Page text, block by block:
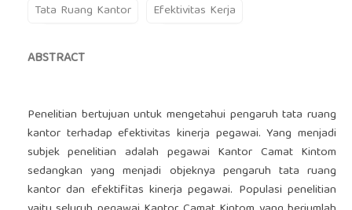
Tata Ruang Kantor Efektivitas Kerja
ABSTRACT
Penelitian bertujuan untuk mengetahui pengaruh tata ruang
kantor terhadap efektivitas kinerja pegawai. Yang menjadi
subjek penelitian adalah pegawai Kantor Camat Kintom
sedangkan yang menjadi objeknya pengaruh tata ruang
kantor dan efektifitas kinerja pegawai. Populasi penelitian